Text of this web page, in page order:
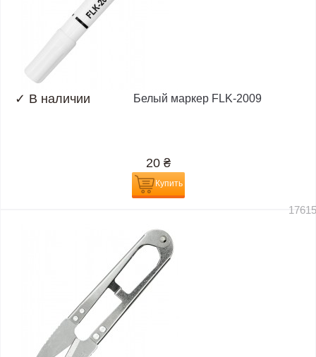
✓ В наличии Белый маркер FLK-2009
20 ₴
Купить